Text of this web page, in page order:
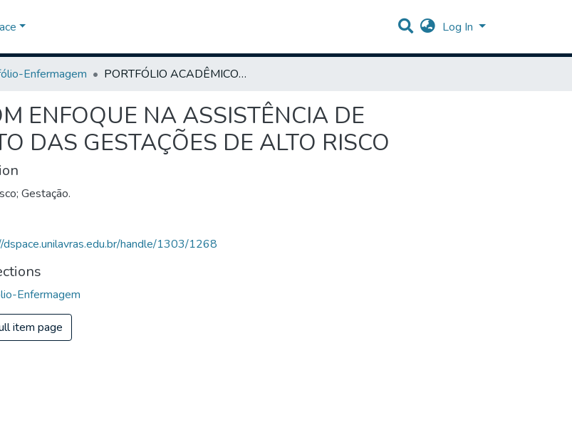
Log In
Enfermagem PORTFÓLIO ACADÊMICO COM ENFOQUE NA ASSISTÊNCIA DE ENFERMAGEM NO CONTEXTO DAS GESTAÇÕES DE ALTO RISCO
ENFOQUE NA ASSISTÊNCIA DE
DAS GESTAÇÕES DE ALTO RISCO
Gestação.
handle/1303/1268
Enfermagem
item page